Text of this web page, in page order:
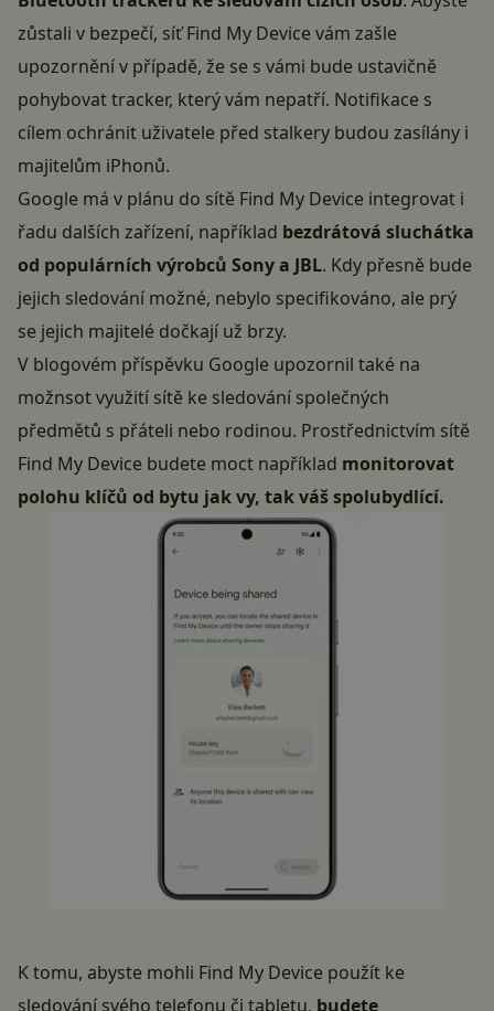
zůstali v bezpečí, síť Find My Device vám zašle
upozornění v případě, že se s vámi bude ustavičně
pohybovat tracker, který vám nepatří. Notifikace s
cílem ochránit uživatele před stalkery budou zasílány i
majitelům iPhonů.
Google má v plánu do sítě Find My Device integrovat i
řadu dalších zařízení, například bezdrátová sluchátka
od populárních výrobců Sony a JBL. Kdy přesně bude
jejich sledování možné, nebylo specifikováno, ale prý
se jejich majitelé dočkají už brzy.
V blogovém příspěvku Google upozornil také na
možnsot využití sítě ke sledování společných
předmětů s přáteli nebo rodinou. Prostřednictvím sítě
Find My Device budete moct například monitorovat
polohu klíčů od bytu jak vy, tak váš spolubydlící.
K tomu, abyste mohli Find My Device použít ke
sledování svého telefonu či tabletu, budete